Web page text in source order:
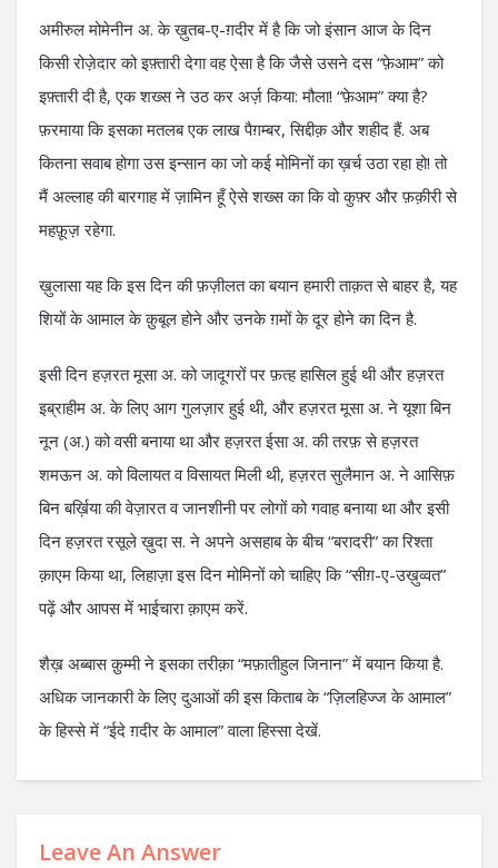
अमीरुल मोमेनीन अ. के ख़ुतब-ए-ग़दीर में है कि जो इंसान आज के दिन
किसी रोज़ेदार को इफ़्तारी देगा वह ऐसा है कि जैसे उसने दस “फ़ेआम” को
इफ़्तारी दी है, एक शख्स ने उठ कर अर्ज़ किया: मौला! “फ़ेआम” क्या है?
फ़रमाया कि इसका मतलब एक लाख पैग़म्बर, सिद्दीक़ और शहीद हैं. अब
कितना सवाब होगा उस इन्सान का जो कई मोमिनों का ख़र्च उठा रहा हो! तो
मैं अल्लाह की बारगाह में ज़ामिन हूँ ऐसे शख्स का कि वो कुफ़्र और फ़क़ीरी से
महफ़ूज़ रहेगा.
ख़ुलासा यह कि इस दिन की फ़ज़ीलत का बयान हमारी ताक़त से बाहर है, यह
शियों के आमाल के क़ुबूल होने और उनके ग़मों के दूर होने का दिन है.
इसी दिन हज़रत मूसा अ. को जादूगरों पर फ़त्ह हासिल हुई थी और हज़रत
इब्राहीम अ. के लिए आग गुलज़ार हुई थी, और हज़रत मूसा अ. ने यूशा बिन
नून (अ.) को वसी बनाया था और हज़रत ईसा अ. की तरफ़ से हज़रत
शमऊन अ. को विलायत व विसायत मिली थी, हज़रत सुलैमान अ. ने आसिफ़
बिन बर्ख़िया की वेज़ारत व जानशीनी पर लोगों को गवाह बनाया था और इसी
दिन हज़रत रसूले ख़ुदा स. ने अपने असहाब के बीच “बरादरी” का रिश्ता
क़ाएम किया था, लिहाज़ा इस दिन मोमिनों को चाहिए कि “सीग़-ए-उख़ुव्वत”
पढ़ें और आपस में भाईचारा क़ाएम करें.
शैख़ अब्बास क़ुम्मी ने इसका तरीक़ा “मफ़ातीहुल जिनान” में बयान किया है.
अधिक जानकारी के लिए दुआओं की इस किताब के “ज़िलहिज्ज के आमाल”
के हिस्से में “ईदे ग़दीर के आमाल” वाला हिस्सा देखें.
Leave An Answer